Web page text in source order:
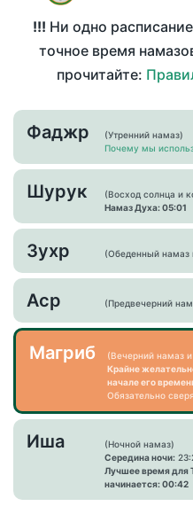
!!! Ни одно
точное время
прочитайте:
Фаджр
(Утренний намаз)
Почему мы
Шурук
(Восход солнца и
Намаз Духа: 05:01
Зухр (Обеденный
Аср (Предвечерний
Магриб
(Вечерний намаз
Крайне
начале его
Обязательно
Иша
(Ночной намаз)
Середина ночи:
Лучшее время для
начинается: 00:42